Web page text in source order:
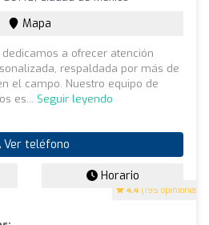
4.4 (195 opiniones)
Mapa
dedicamos a ofrecer atención
respaldada por más de
el campo. Nuestro equipo de
es... Seguir leyendo
Ver teléfono
Horario